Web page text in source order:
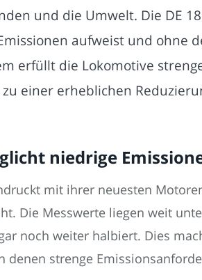
und die Umwelt. Die DE
aufweist und ohne
erfüllt die Lokomotive
einer erheblichen
niedrige
mit ihrer neuesten
Die Messwerte liegen weit
noch weiter halbiert. Dies
denen strenge